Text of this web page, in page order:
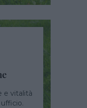
e vitalità